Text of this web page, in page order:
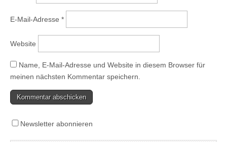
E-Mail-Adresse *
Website
Name, E-Mail-Adresse und Website in diesem Browser für
meinen nächsten Kommentar speichern.
Newsletter abonnieren